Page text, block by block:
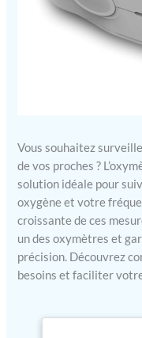
Vous souhaitez
de vos proches ?
solution idéale pour
oxygène et votre
croissante de ces
un des oxymètres et
précision. Découvrez
besoins et faciliter